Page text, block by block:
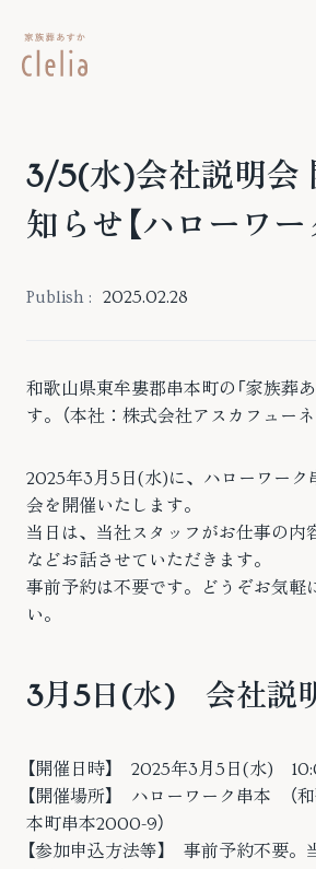
3/5(水)会社説明会
知らせ【ハローワー
Publish : 2025.02.28
和歌山県東牟婁郡串本町の「家族葬
す。（本社：株式会社アスカフューネ
2025年3月5日(水)に、ハローワーク
会を開催いたします。
当日は、当社スタッフがお仕事の内
などお話させていただきます。
事前予約は不要です。どうぞお気軽
い。
3月5日(水) 会社説
【開催日時】 2025年3月5日(水)
【開催場所】 ハローワーク串本 （
本町串本2000-9）
【参加申込方法等】 事前予約不要。